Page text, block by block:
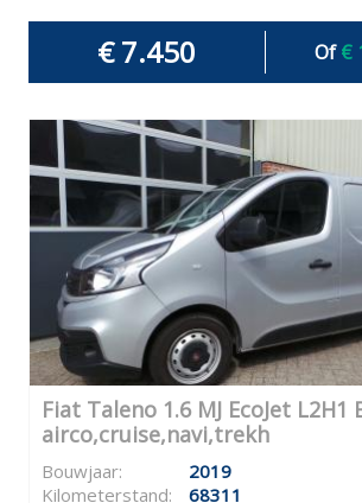
€ 7.450 Of€
Fiat Taleno 1.6 MJ EcoJet L2H1
airco,cruise,navi,trekh
Bouwjaar:
2019
Kilometerstand:
68311